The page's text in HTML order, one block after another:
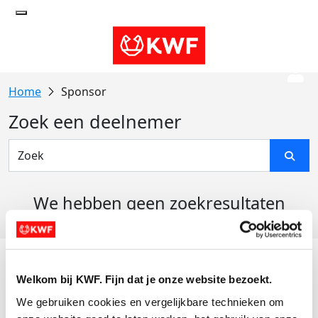
Welkom bij KWF. Fijn dat je onze website bezoekt.
We gebruiken cookies en vergelijkbare technieken om
Sponsor
Zoek een deelnemer
We hebben geen zoekresultaten
Actiematerialen
Evenementen